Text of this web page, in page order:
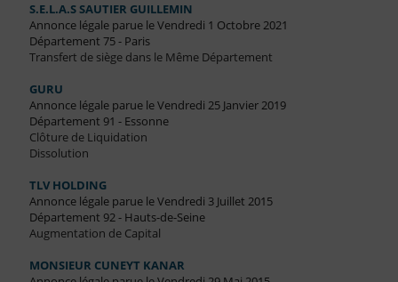
S.E.L.A.S SAUTIER GUILLEMIN
Annonce légale parue le Vendredi 1 Octobre 2021
Département 75 - Paris
Transfert de siège dans le Même Département
GURU
Annonce légale parue le Vendredi 25 Janvier 2019
Département 91 - Essonne
Clôture de Liquidation
Dissolution
TLV HOLDING
Annonce légale parue le Vendredi 3 Juillet 2015
Département 92 - Hauts-de-Seine
Augmentation de Capital
MONSIEUR CUNEYT KANAR